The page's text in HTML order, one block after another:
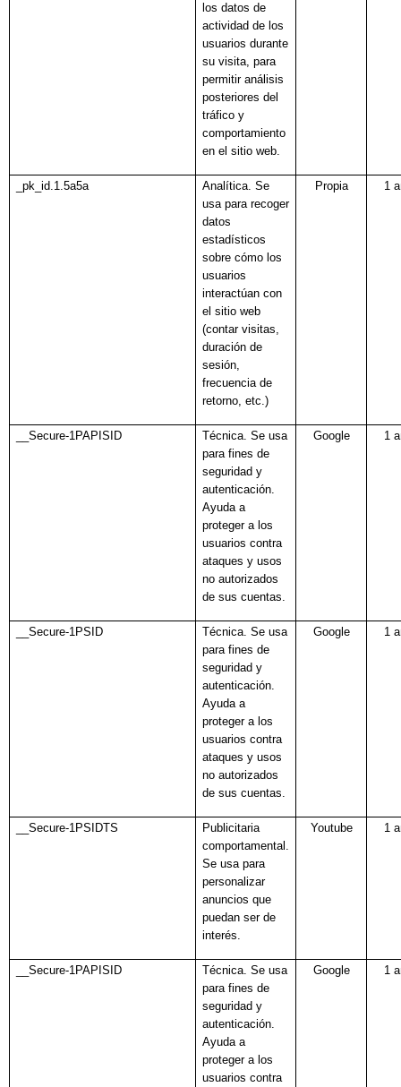
los datos de
actividad de los
usuarios durante
su visita, para
permitir análisis
posteriores del
tráfico y
comportamiento
en el sitio web.
_pk_id.1.5a5a
Analítica. Se
usa para recoger
datos
estadísticos
sobre cómo los
usuarios
interactúan con
el sitio web
(contar visitas,
duración de
sesión,
frecuencia de
retorno, etc.)
Propia 1
__Secure-1PAPISID
Técnica. Se usa
para fines de
seguridad y
autenticación.
Ayuda a
proteger a los
usuarios contra
ataques y usos
no autorizados
de sus cuentas.
Google 1
__Secure-1PSID
Técnica. Se usa
para fines de
seguridad y
autenticación.
Ayuda a
proteger a los
usuarios contra
ataques y usos
no autorizados
de sus cuentas.
Google 1
__Secure-1PSIDTS
Publicitaria
comportamental.
Se usa para
personalizar
anuncios que
puedan ser de
interés.
Youtube 1
__Secure-1PAPISID
Técnica. Se usa
para fines de
seguridad y
autenticación.
Ayuda a
proteger a los
usuarios contra
Google 1